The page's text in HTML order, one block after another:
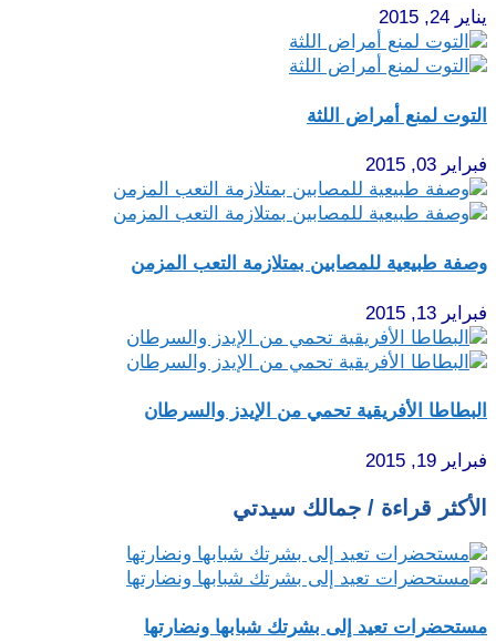
يناير 24, 2015
التوت لمنع أمراض اللثة
فبراير 03, 2015
وصفة طبيعية للمصابين بمتلازمة التعب المزمن
فبراير 13, 2015
البطاطا الأفريقية تحمي من الإيدز والسرطان
فبراير 19, 2015
الأكثر قراءة / جمالك سيدتي
مستحضرات تعيد إلى بشرتك شبابها ونضارتها